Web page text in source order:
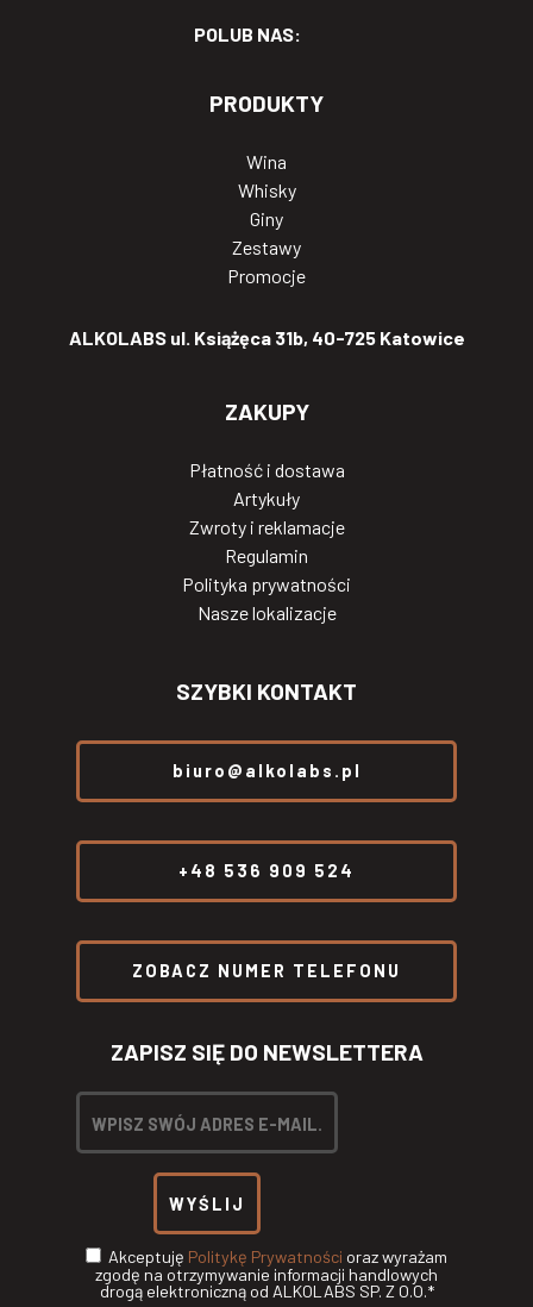
POLUB NAS:
PRODUKTY
Wina
Whisky
Giny
Zestawy
Promocje
ALKOLABS ul. Książęca 31b, 40-725 Katowice
ZAKUPY
Płatność i dostawa
Artykuły
Zwroty i reklamacje
Regulamin
Polityka prywatności
Nasze lokalizacje
SZYBKI KONTAKT
biuro@alkolabs.pl
+48 536 909 524
ZOBACZ NUMER TELEFONU
ZAPISZ SIĘ DO NEWSLETTERA
Akceptuję Politykę Prywatności oraz wyrażam
zgodę na otrzymywanie informacji handlowych
drogą elektroniczną od ALKOLABS SP. Z O.O.*